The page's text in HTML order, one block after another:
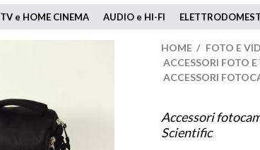
TV e HOME CINEMA AUDIO e HI-FI
HOME / FOTO E
ACCESSORI FOTO
ACCESSORI
Accessori
Scientific